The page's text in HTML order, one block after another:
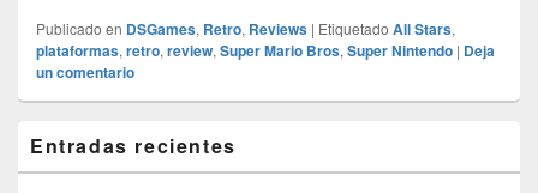
Publicado en DSGames, Retro, Reviews | Etiquetado All Stars,
plataformas, retro, review, Super Mario Bros, Super Nintendo | Deja
un comentario
área
de
Entradas recientes